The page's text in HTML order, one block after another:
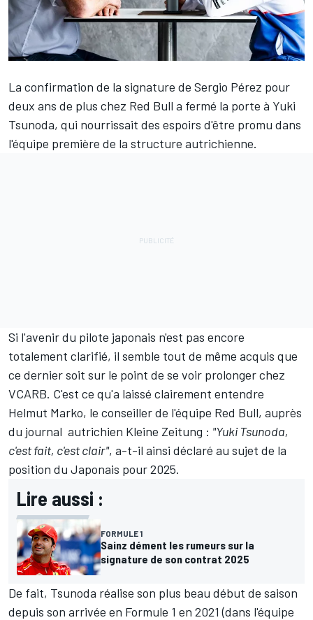
La confirmation de la signature de Sergio Pérez pour
deux ans de plus chez Red Bull a fermé la porte à Yuki
Tsunoda, qui nourrissait des espoirs d'être promu dans
l'équipe première de la structure autrichienne.
Si l'avenir du pilote japonais n'est pas encore
totalement clarifié, il semble tout de même acquis que
ce dernier soit sur le point de se voir prolonger chez
VCARB. C'est ce qu'a laissé clairement entendre
Helmut Marko, le conseiller de l'équipe Red Bull, auprès
du journal autrichien Kleine Zeitung : "Yuki Tsunoda,
c'est fait, c'est clair", a-t-il ainsi déclaré au sujet de la
position du Japonais pour 2025.
Lire aussi :
FORMULE 1
Sainz dément les rumeurs sur la
signature de son contrat 2025
De fait, Tsunoda réalise son plus beau début de saison
depuis son arrivée en Formule 1 en 2021 (dans l'équipe